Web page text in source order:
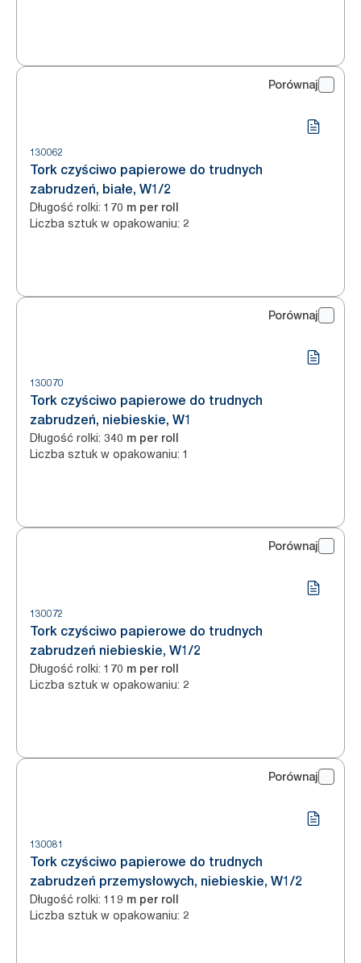
Porównaj
130062
Tork czyściwo papierowe do trudnych
zabrudzeń, białe, W1/2
Długość rolki: 170 m per roll
Liczba sztuk w opakowaniu: 2
Porównaj
130070
Tork czyściwo papierowe do trudnych
zabrudzeń, niebieskie, W1
Długość rolki: 340 m per roll
Liczba sztuk w opakowaniu: 1
Porównaj
130072
Tork czyściwo papierowe do trudnych
zabrudzeń niebieskie, W1/2
Długość rolki: 170 m per roll
Liczba sztuk w opakowaniu: 2
Porównaj
130081
Tork czyściwo papierowe do trudnych
zabrudzeń przemysłowych, niebieskie, W1/2
Długość rolki: 119 m per roll
Liczba sztuk w opakowaniu: 2